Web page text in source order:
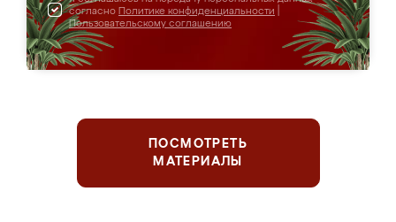
согласно Политике конфиденциальности
Пользовательскому соглашению
ПОСМОТРЕТЬ
МАТЕРИАЛЫ